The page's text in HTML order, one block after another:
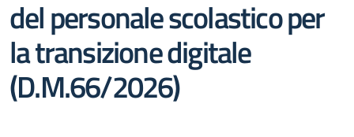
del personale scolastico per
la transizione digitale
(D.M.66/2026)